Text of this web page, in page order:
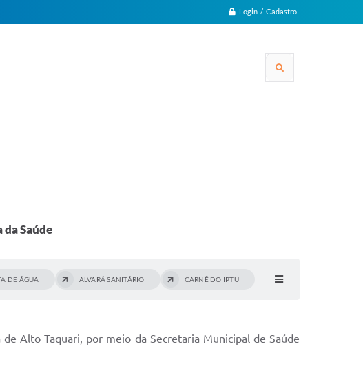
Login / Cadastro
Saúde
DE ÁGUA ALVARÁ SANITÁRIO CARNÊ DO IPTU
Alto Taquari, por meio da Secretaria Municipal de Saúde